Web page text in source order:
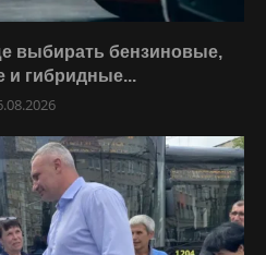
выбирать бензиновые,
и гибридные...